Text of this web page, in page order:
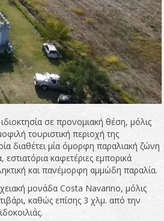
σε προνομιακή θέση, μόλις
τουριστική περιοχή της
διαθέτει μία όμορφη παραλιακή ζώνη
καφετέριες εμπορικά
και πανέμορφη αμμώδη παραλία.
μονάδα Costa Navarino, μόλις
καθώς επίσης 3 χλμ. από την